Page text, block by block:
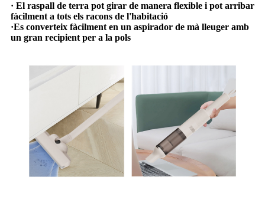
· El raspall de terra pot girar de manera flexible i pot arribar
fàcilment a tots els racons de l'habitació
·Es converteix fàcilment en un aspirador de mà lleuger amb
un gran recipient per a la pols